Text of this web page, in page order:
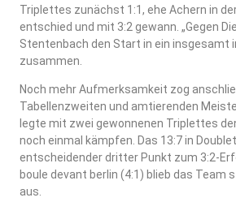
Triplettes zunächst 1:1, ehe Achern in
entschied und mit 3:2 gewann. „Gegen
Stentenbach den Start in ein insgesamt
zusammen.
Noch mehr Aufmerksamkeit zog
Tabellenzweiten und amtierenden
legte mit zwei gewonnenen Triplettes
noch einmal kämpfen. Das 13:7 in
entscheidender dritter Punkt zum 3:2-
boule devant berlin (4:1) blieb das
aus.